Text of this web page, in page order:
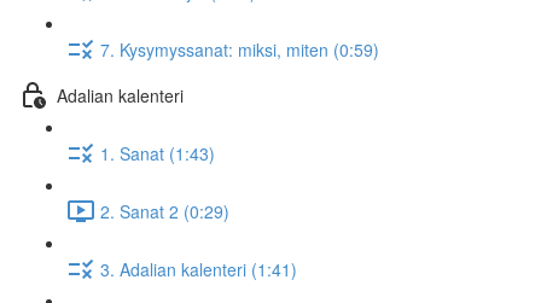
7. Kysymyssanat: miksi, miten (0:59)
Adalian kalenteri
1. Sanat (1:43)
2. Sanat 2 (0:29)
3. Adalian kalenteri (1:41)